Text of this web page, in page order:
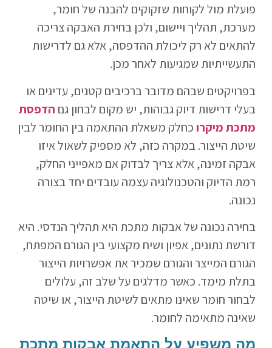
פועלת מול לקוחות שזקוקים להבנה של חומר,
מערכת, תהליך ויישום, ולכן בחירת האבקה צריכה
להתאים לא רק ליכולת ההדפסה, אלא גם לדרישות
התעשייתיות שמגיעות לאחר מכן.
בפרויקטים שבהם מדובר ברכיבים קטנים, עדינים או
בעלי דרישות דיוק גבוהות, יש מקום לבחון גם הדפסת
מתכת מיקרוכחלק משאלת ההתאמה בין החומר לבין
שיטת הייצור. במקרה כזה, לא מספיק לשאול איזו
אבקה זמינה, אלא צריך לבדוק אם מאפייני החלק,
רמת הדיוק והטכנולוגיה עצמה עובדים יחד בצורה
נכונה.
בחירה נכונה של אבקות מתכת היא תהליך הנדסי. היא
דורשת נתונים, אפיון ושיח מקצועי בין הגורם המפתח,
הגורם המייצר והגורם שמכיר את אפשרויות הייצור
בתלת מימד. כאשר מדלגים על שלב זה, עלולים
לבחור חומר שאינו מתאים לשיטת הייצור, או שיטה
שאינה מתאימה לחומר.
מה משפיע על התאמת אבקות מתכת